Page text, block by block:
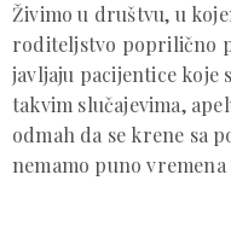
Živimo u društvu, u
roditeljstvo poprilično
javljaju pacijentice koje
takvim slučajevima,
odmah da se krene sa
nemamo puno vremena